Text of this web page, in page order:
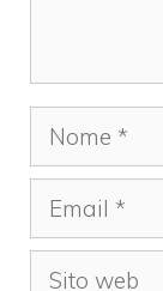
Nome
Email
Sito